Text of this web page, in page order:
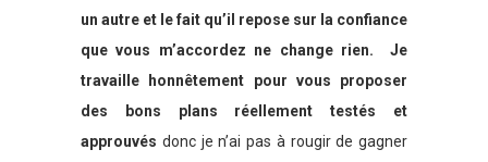
un autre et le fait qu’il repose sur la confiance
que vous m’accordez ne change rien. Je
travaille honnêtement pour vous proposer
des bons plans réellement testés et
approuvés donc je n’ai pas à rougir de gagner